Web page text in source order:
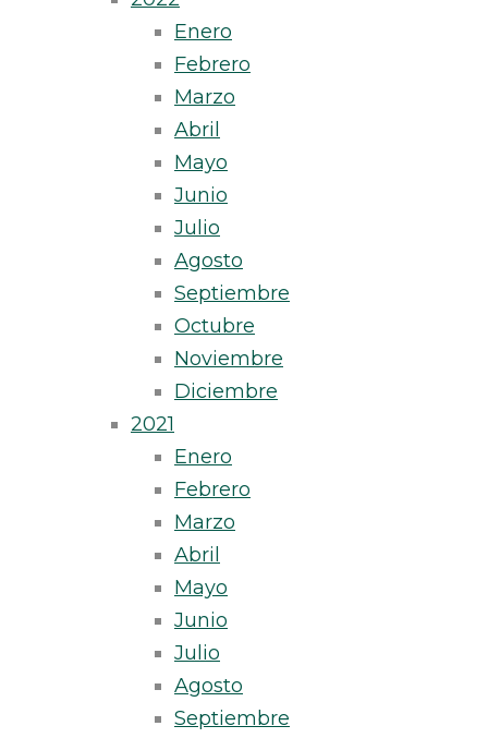
Enero
Febrero
Marzo
Abril
Mayo
Junio
Julio
Agosto
Septiembre
Octubre
Noviembre
Diciembre
2021
Enero
Febrero
Marzo
Abril
Mayo
Junio
Julio
Agosto
Septiembre